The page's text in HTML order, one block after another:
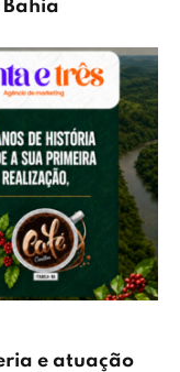
e atuação